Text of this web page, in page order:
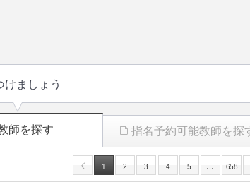
師を探す 指名予約可能教師を探
ましょう
1 2 3 4 5 658